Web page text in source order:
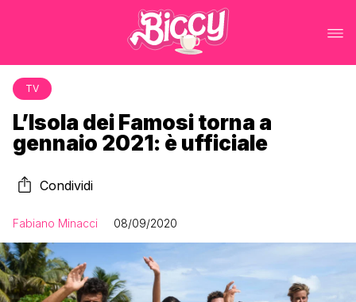
TV
L’Isola dei Famosi torna a
gennaio 2021: è ufficiale
Condividi
Fabiano Minacci 08/09/2020